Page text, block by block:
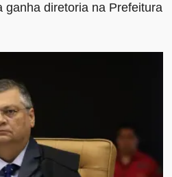
ganha diretoria na Prefeitura